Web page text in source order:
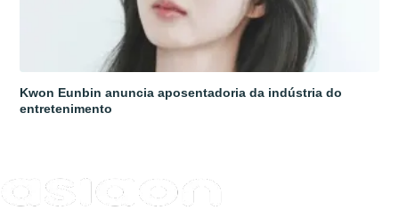
Kwon Eunbin anuncia aposentadoria da indústria do
entretenimento